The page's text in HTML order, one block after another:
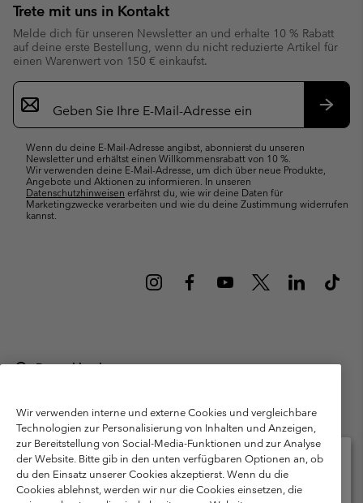
Trete mit uns in Kontakt
Melde dich für unseren Newsletter an und erhalte 10 % Rabatt
auf deine erste Bestellung, wenn du nicht reduzierte Artikel für
einen Warenwert von 150 € einkaufst.
Newsletter-
Anmeldung
Wenn du deine E-Mail-Adresse angibst, abonnierst du unseren
Newsletter und erhältst einen Willkommensrabatt von 10 %.
Wir verwenden deine E-Mail-Adresse, um dich über neue Produkte,
Angebote und Aktionen zu informieren. In unseren
Datenschutzhinweisen erfährst du, wie wir deine Daten für
Marketingzwecke verarbeiten und wie du deine Zustimmung widerrufen
kannst.
Deutschland
München Deutschland. Alle Rechte vorbehalten.
Nutzungsbedingungen
Allgemeine Verkaufsbedingungen
Garantie
Datenschutzerklärung
Bestimmungen und Bedingungen des Mitglieder Programms
Wir verwenden interne und externe Cookies und vergleichbare
Technologien zur Personalisierung von Inhalten und Anzeigen,
zur Bereitstellung von Social-Media-Funktionen und zur Analyse
der Website. Bitte gib in den unten verfügbaren Optionen an, ob
du den Einsatz unserer Cookies akzeptierst. Wenn du die
Cookies ablehnst, werden wir nur die Cookies einsetzen, die
Bitte wählen Sie Ihr Lieferland und Ihre Sprache